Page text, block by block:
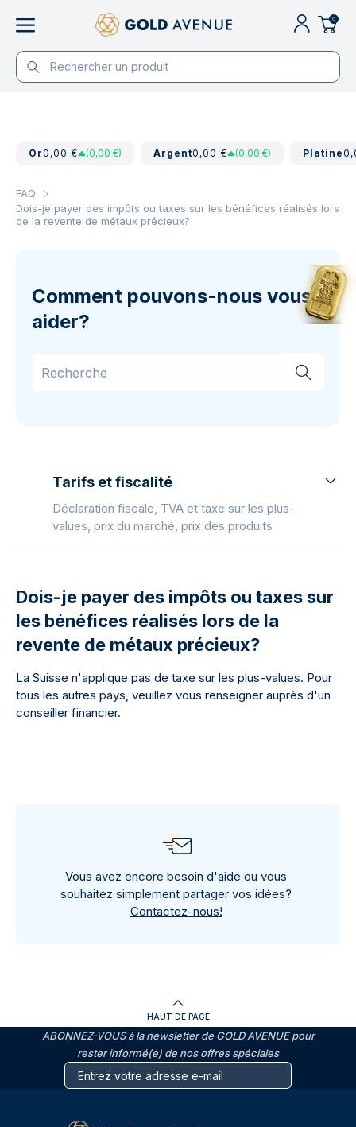
0
Or0,00 € (0,00 €) Argent0,00 € (0,00 €) Platine
FAQ
Dois-je payer des impôts ou taxes sur les bénéfices réalisés lors
de la revente de métaux précieux?
Comment pouvons-nous vous
aider?
Tarifs et fiscalité
Déclaration fiscale, TVA et taxe sur les plus-
values, prix du marché, prix des produits
Dois-je payer des impôts ou taxes sur
les bénéfices réalisés lors de la
revente de métaux précieux?
La Suisse n'applique pas de taxe sur les plus-values. Pour
tous les autres pays, veuillez vous renseigner auprès d'un
conseiller financier.
Vous avez encore besoin d'aide ou vous
souhaitez simplement partager vos idées?
Contactez-nous!
HAUT DE PAGE
ABONNEZ-VOUS à la newsletter de GOLD AVENUE pour
rester informé(e) de nos offres spéciales